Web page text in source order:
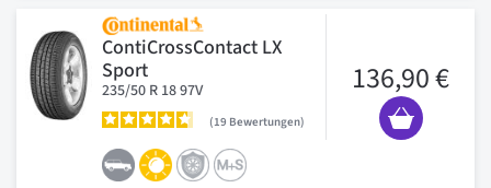
ContiCrossContact LX
Sport
235/50 R 18 97V
19 Bewertungen
136,90 €